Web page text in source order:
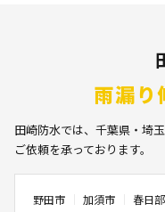
雨漏り
田崎防水では、千葉県・埼
ご依頼を承っております。
野田市 加須市 春日